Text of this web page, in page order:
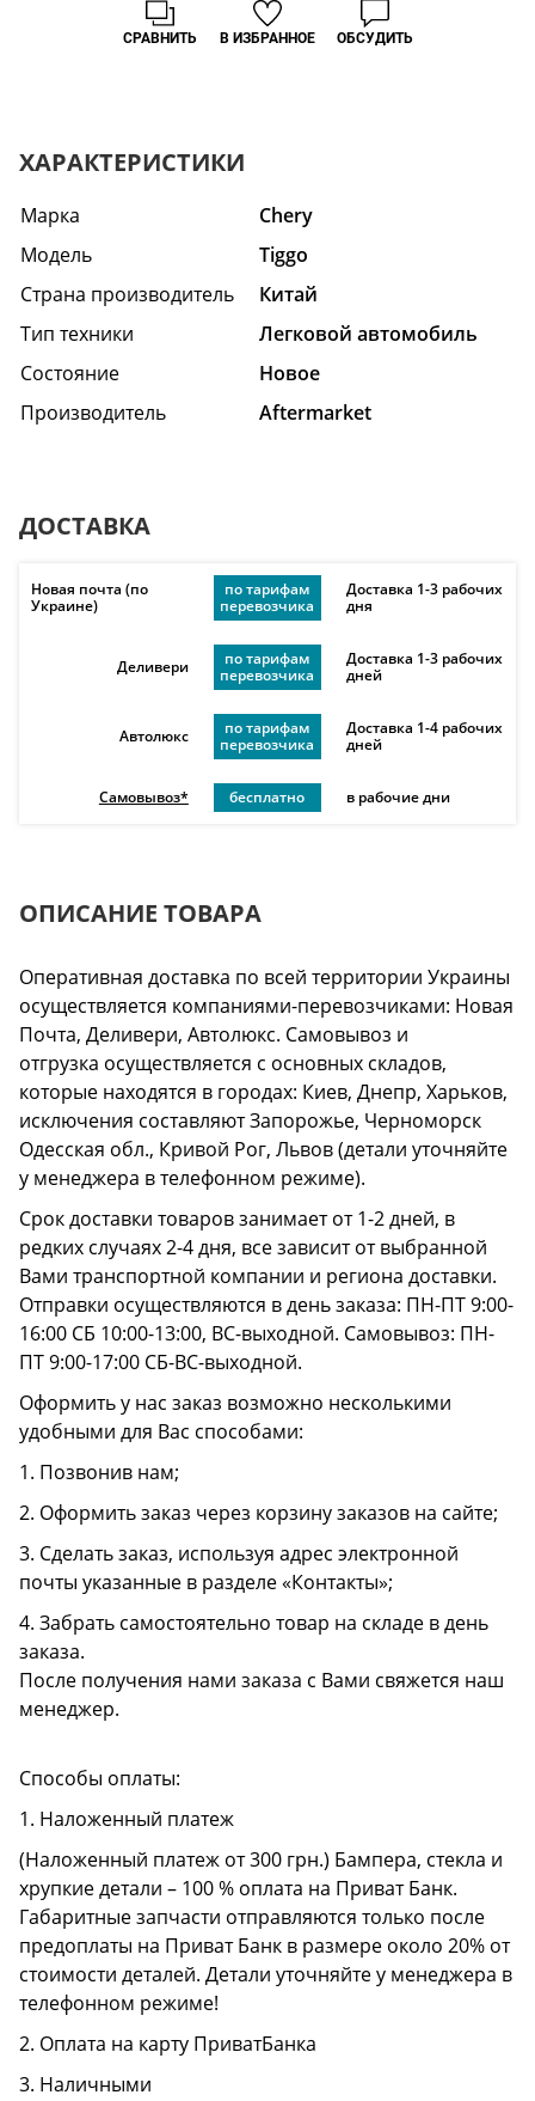
В ИЗБРАННОЕ
СРАВНИТЬ ОБСУДИТЬ
ХАРАКТЕРИСТИКИ
Марка
Chery
Модель
Tiggo
Страна производитель
Китай
Тип техники
Легковой автомобиль
Состояние
Hовое
Производитель
Aftermarket
ДОСТАВКА
Новая почта (по
Украине)
по тарифам
перевозчика
Доставка 1-3 рабочих
дня
Деливери
по тарифам
перевозчика
Доставка 1-3 рабочих
дней
Автолюкс
по тарифам
перевозчика
Доставка 1-4 рабочих
дней
Самовывоз* бесплатно в рабочие дни
ОПИСАНИЕ ТОВАРА
Оперативная доставка по всей территории Украины
осуществляется компаниями-перевозчиками: Новая
Почта, Деливери, Автолюкс. Самовывоз и
отгрузка осуществляется с основных складов,
которые находятся в городах: Киев, Днепр, Харьков,
исключения составляют Запорожье, Черноморск
Одесская обл., Кривой Рог, Львов (детали уточняйте
у менеджера в телефонном режиме).
Срок доставки товаров занимает от 1-2 дней, в
редких случаях 2-4 дня, все зависит от выбранной
Вами транспортной компании и региона доставки.
Отправки осуществляются в день заказа: ПН-ПТ 9:00-
16:00 СБ 10:00-13:00, ВС-выходной. Самовывоз: ПН-
ПТ 9:00-17:00 СБ-ВС-выходной.
Оформить у нас заказ возможно несколькими
удобными для Вас способами:
1. Позвонив нам;
2. Оформить заказ через корзину заказов на сайте;
3. Сделать заказ, используя адрес электронной
почты указанные в разделе «Контакты»;
4. Забрать самостоятельно товар на складе в день
заказа.
После получения нами заказа с Вами свяжется наш
менеджер.
Способы оплаты:
1. Наложенный платеж
(Наложенный платеж от 300 грн.) Бампера, стекла и
хрупкие детали – 100 % оплата на Приват Банк.
Габаритные запчасти отправляются только после
предоплаты на Приват Банк в размере около 20% от
стоимости деталей. Детали уточняйте у менеджера в
телефонном режиме!
2. Оплата на карту ПриватБанка
3. Наличными